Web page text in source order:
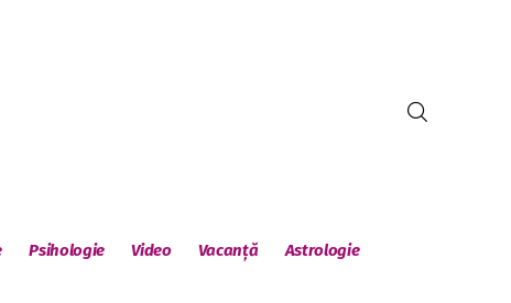
Psihologie Video Vacanță Astrologie